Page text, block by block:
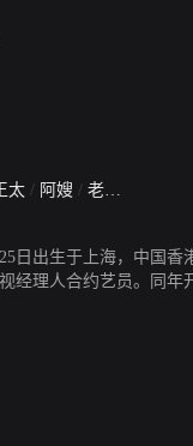
太 / 阿嫂 / 老板娘
日出生于上海，中国
经理人合约艺员。同年
香港翡翠台及高清翡